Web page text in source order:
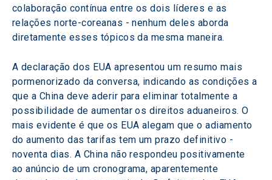
colaboração contínua entre os dois líderes e as
relações norte-coreanas - nenhum deles aborda
diretamente esses tópicos da mesma maneira.
A declaração dos EUA apresentou um resumo mais
pormenorizado da conversa, indicando as condições a
que a China deve aderir para eliminar totalmente a
possibilidade de aumentar os direitos aduaneiros. O
mais evidente é que os EUA alegam que o adiamento
do aumento das tarifas tem um prazo definitivo -
noventa dias. A China não respondeu positivamente
ao anúncio de um cronograma, aparentemente